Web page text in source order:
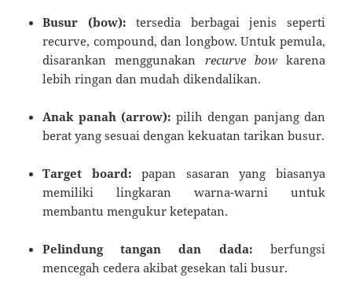
Busur (bow): tersedia berbagai jenis seperti
recurve, compound, dan longbow. Untuk pemula,
disarankan menggunakan recurve bowkarena
lebih ringan dan mudah dikendalikan.
Anak panah (arrow): pilih dengan panjang dan
berat yang sesuai dengan kekuatan tarikan busur.
Target board: papan sasaran yang biasanya
memiliki lingkaran warna-warni untuk
membantu mengukur ketepatan.
Pelindung tangan dan dada: berfungsi
mencegah cedera akibat gesekan tali busur.